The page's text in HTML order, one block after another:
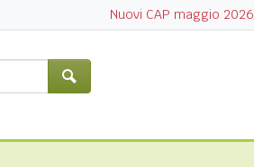
Nuovi CAP maggio 2026